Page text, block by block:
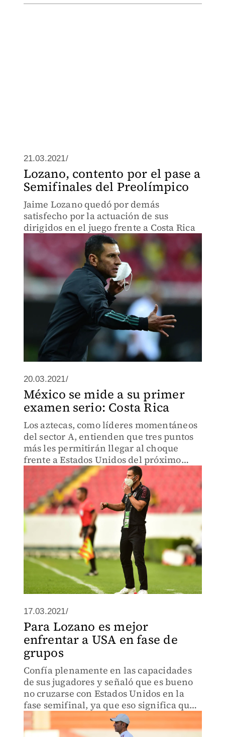
21.03.2021/
Lozano, contento por el pase a
Semifinales del Preolímpico
Jaime Lozano quedó por demás
satisfecho por la actuación de sus
dirigidos en el juego frente a Costa Rica
20.03.2021/
México se mide a su primer
examen serio: Costa Rica
Los aztecas, como líderes momentáneos
del sector A, entienden que tres puntos
más les permitirán llegar al choque
frente a Estados Unidos del próximo
miércoles con menos presión.
17.03.2021/
Para Lozano es mejor
enfrentar a USA en fase de
grupos
Confía plenamente en las capacidades
de sus jugadores y señaló que es bueno
no cruzarse con Estados Unidos en la
fase semifinal, ya que eso significa que
chocarán por el boleto a Tokio contra un
rival menor que el de las Barras y las